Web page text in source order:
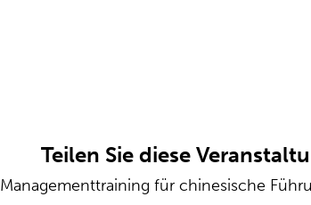
Teilen Sie diese
Managementtraining für chinesische